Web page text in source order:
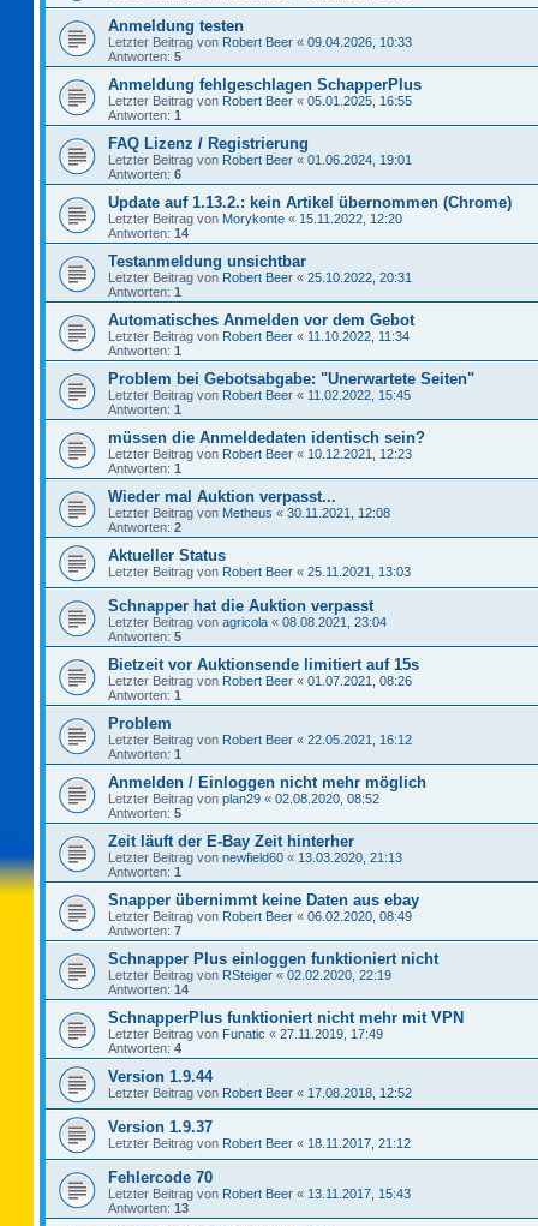
Anmeldung testen
Letzter Beitrag von Robert Beer « 09.04.2026, 10:33
Antworten: 5
Anmeldung fehlgeschlagen SchapperPlus
Letzter Beitrag von Robert Beer « 05.01.2025, 16:55
Antworten: 1
FAQ Lizenz / Registrierung
Letzter Beitrag von Robert Beer « 01.06.2024, 19:01
Antworten: 6
Update auf 1.13.2.: kein Artikel übernommen (Chrome)
Letzter Beitrag von Morykonte « 15.11.2022, 12:20
Antworten: 14
Testanmeldung unsichtbar
Letzter Beitrag von Robert Beer « 25.10.2022, 20:31
Antworten: 1
Automatisches Anmelden vor dem Gebot
Letzter Beitrag von Robert Beer « 11.10.2022, 11:34
Antworten: 1
Problem bei Gebotsabgabe: "Unerwartete Seiten"
Letzter Beitrag von Robert Beer « 11.02.2022, 15:45
Antworten: 1
müssen die Anmeldedaten identisch sein?
Letzter Beitrag von Robert Beer « 10.12.2021, 12:23
Antworten: 1
Wieder mal Auktion verpasst...
Letzter Beitrag von Metheus « 30.11.2021, 12:08
Antworten: 2
Aktueller Status
Letzter Beitrag von Robert Beer « 25.11.2021, 13:03
Schnapper hat die Auktion verpasst
Letzter Beitrag von agricola « 08.08.2021, 23:04
Antworten: 5
Bietzeit vor Auktionsende limitiert auf 15s
Letzter Beitrag von Robert Beer « 01.07.2021, 08:26
Antworten: 1
Problem
Letzter Beitrag von Robert Beer « 22.05.2021, 16:12
Antworten: 1
Anmelden / Einloggen nicht mehr möglich
Letzter Beitrag von plan29 « 02.08.2020, 08:52
Antworten: 5
Zeit läuft der E-Bay Zeit hinterher
Letzter Beitrag von newfield60 « 13.03.2020, 21:13
Antworten: 1
Snapper übernimmt keine Daten aus ebay
Letzter Beitrag von Robert Beer « 06.02.2020, 08:49
Antworten: 7
Schnapper Plus einloggen funktioniert nicht
Letzter Beitrag von RSteiger « 02.02.2020, 22:19
Antworten: 14
SchnapperPlus funktioniert nicht mehr mit VPN
Letzter Beitrag von Funatic « 27.11.2019, 17:49
Antworten: 4
Version 1.9.44
Letzter Beitrag von Robert Beer « 17.08.2018, 12:52
Version 1.9.37
Letzter Beitrag von Robert Beer « 18.11.2017, 21:12
Fehlercode 70
Letzter Beitrag von Robert Beer « 13.11.2017, 15:43
Antworten: 13